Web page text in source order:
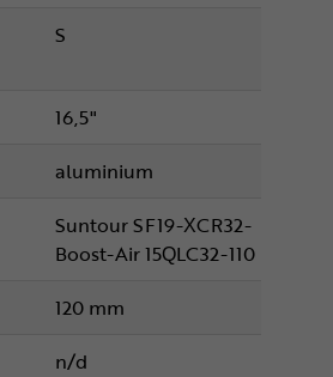
S
16,5"
aluminium
Suntour SF19-XCR32-
Boost-Air 15QLC32-110
120 mm
n/d